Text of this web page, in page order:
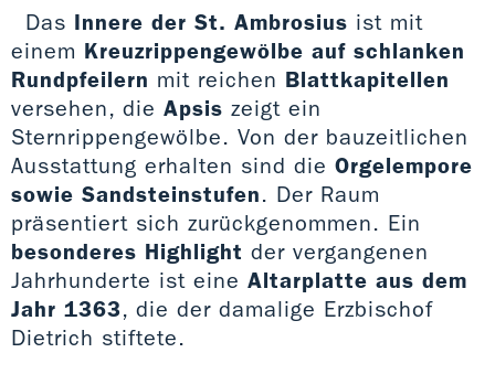
Das Innere der St. Ambrosius ist mit
einem Kreuzrippengewölbe auf schlanken
Rundpfeilern mit reichen Blattkapitellen
versehen, die Apsis zeigt ein
Sternrippengewölbe. Von der bauzeitlichen
Ausstattung erhalten sind die Orgelempore
sowie Sandsteinstufen. Der Raum
präsentiert sich zurückgenommen. Ein
besonderes Highlight der vergangenen
Jahrhunderte ist eine Altarplatte aus dem
Jahr 1363, die der damalige Erzbischof
Dietrich stiftete.